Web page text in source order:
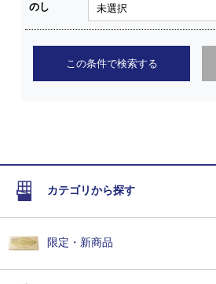
のし
この条件で検索する
カテゴリから探す
限定・新商品